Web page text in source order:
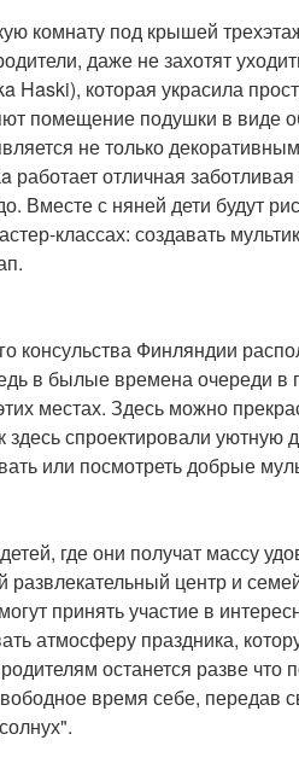
комнату под крышей
даже не захотят
Haski), которая украсила
помещение подушки в виде
не только
работает отличная
Вместе с няней дети будут
классах: создавать
консульства Финляндии
в былые времена очереди в
местах. Здесь можно
спроектировали уютную
или посмотреть добрые
где они получат массу
развлекательный центр и
принять участие в
атмосферу праздника,
останется разве что
время себе, передав